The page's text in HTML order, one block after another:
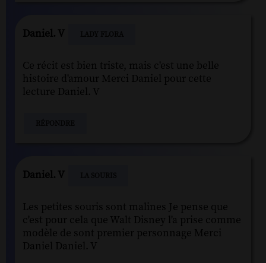
Daniel. V
Ce récit est bien triste, mais c'est une belle
histoire d'amour Merci Daniel pour cette
lecture Daniel. V
Daniel. V
Les petites souris sont malines Je pense que
c'est pour cela que Walt Disney l'a prise comme
modèle de sont premier personnage Merci
Daniel Daniel. V